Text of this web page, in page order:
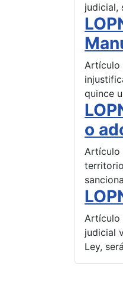
judicial,
Artículo
quince
o
Artículo
Artículo
judicial
Ley,